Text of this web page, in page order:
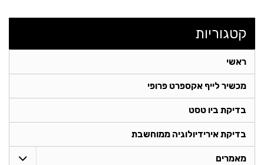
קטגוריות
ראשי
מכשיר לייף אקספרט פרופי
בדיקת ביו טסט
בדיקת אירידיולוגיה ממוחשבת
מאמרים